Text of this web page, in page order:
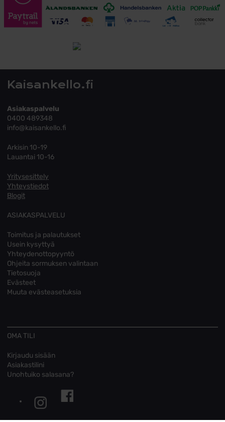
Toimitusehdot
Kaisankello.fi
Asiakaspalvelu
0400 489348
info@kaisankello.fi
Arkisin 10-19
Lauantai 10-16
Yritysesittely
Yhteystiedot
Blogit
ASIAKASPALVELU
Toimitus ja palautukset
Usein kysyttyä
Yhteydenottopyyntö
Ohjeita sormuksen valintaan
Tietosuoja
Evästeet
Muuta evästeasetuksia
OMA TILI
Kirjaudu sisään
Asiakastilini
Unohtuiko salasana?